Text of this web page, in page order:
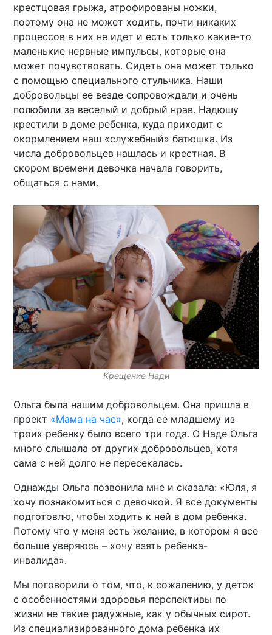
крестцовая грыжа, атрофированы ножки,
поэтому она не может ходить, почти никаких
процессов в них не идет и есть только какие-то
маленькие нервные импульсы, которые она
может почувствовать. Сидеть она может только
с помощью специального стульчика. Наши
добровольцы ее везде сопровождали и очень
полюбили за веселый и добрый нрав. Надюшу
крестили в доме ребенка, куда приходит с
окормлением наш «служебный» батюшка. Из
числа добровольцев нашлась и крестная. В
скором времени девочка начала говорить,
общаться с нами.
Крещение Нади
Ольга была нашим добровольцем. Она пришла в
проект «Мама на час», когда ее младшему из
троих ребенку было всего три года. О Наде Ольга
много слышала от других добровольцев, хотя
сама с ней долго не пересекалась.
Однажды Ольга позвонила мне и сказала: «Юля, я
хочу познакомиться с девочкой. Я все документы
подготовлю, чтобы ходить к ней в дом ребенка.
Потому что у меня есть желание, в котором я все
больше уверяюсь – хочу взять ребенка-
инвалида».
Мы поговорили о том, что, к сожалению, у деток
с особенностями здоровья перспективы по
жизни не такие радужные, как у обычных сирот.
Из специализированного дома ребенка их